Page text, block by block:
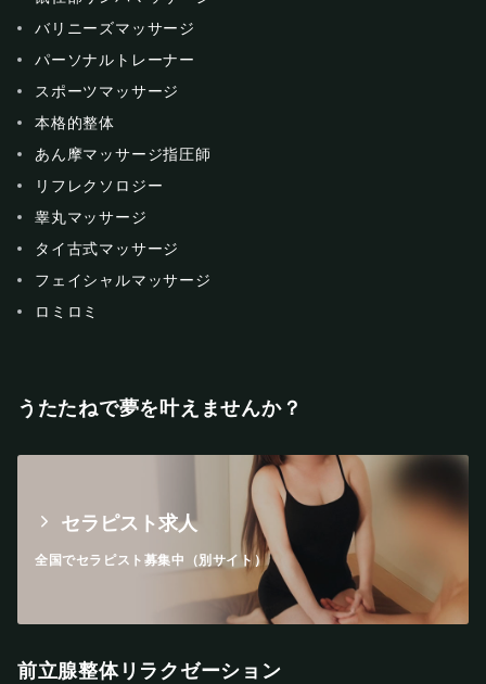
バリニーズマッサージ
パーソナルトレーナー
スポーツマッサージ
本格的整体
あん摩マッサージ指圧師
リフレクソロジー
睾丸マッサージ
タイ古式マッサージ
フェイシャルマッサージ
ロミロミ
うたたねで夢を叶えませんか？
セラピスト求人
全国でセラピスト募集中（別サイト）
前立腺整体リラクゼーション